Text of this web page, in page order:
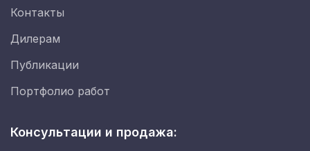
Контакты
Дилерам
Публикации
Портфолио работ
Консультации и продажа: